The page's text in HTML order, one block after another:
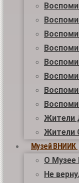
Жители
Жители
Музей ВНИИК
О Музее
Не